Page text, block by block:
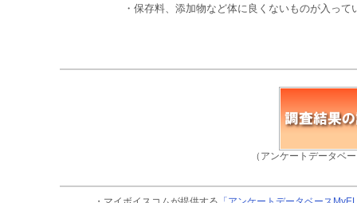
・保存料、添加物など体に良くないものが入って
（アンケートデータベ